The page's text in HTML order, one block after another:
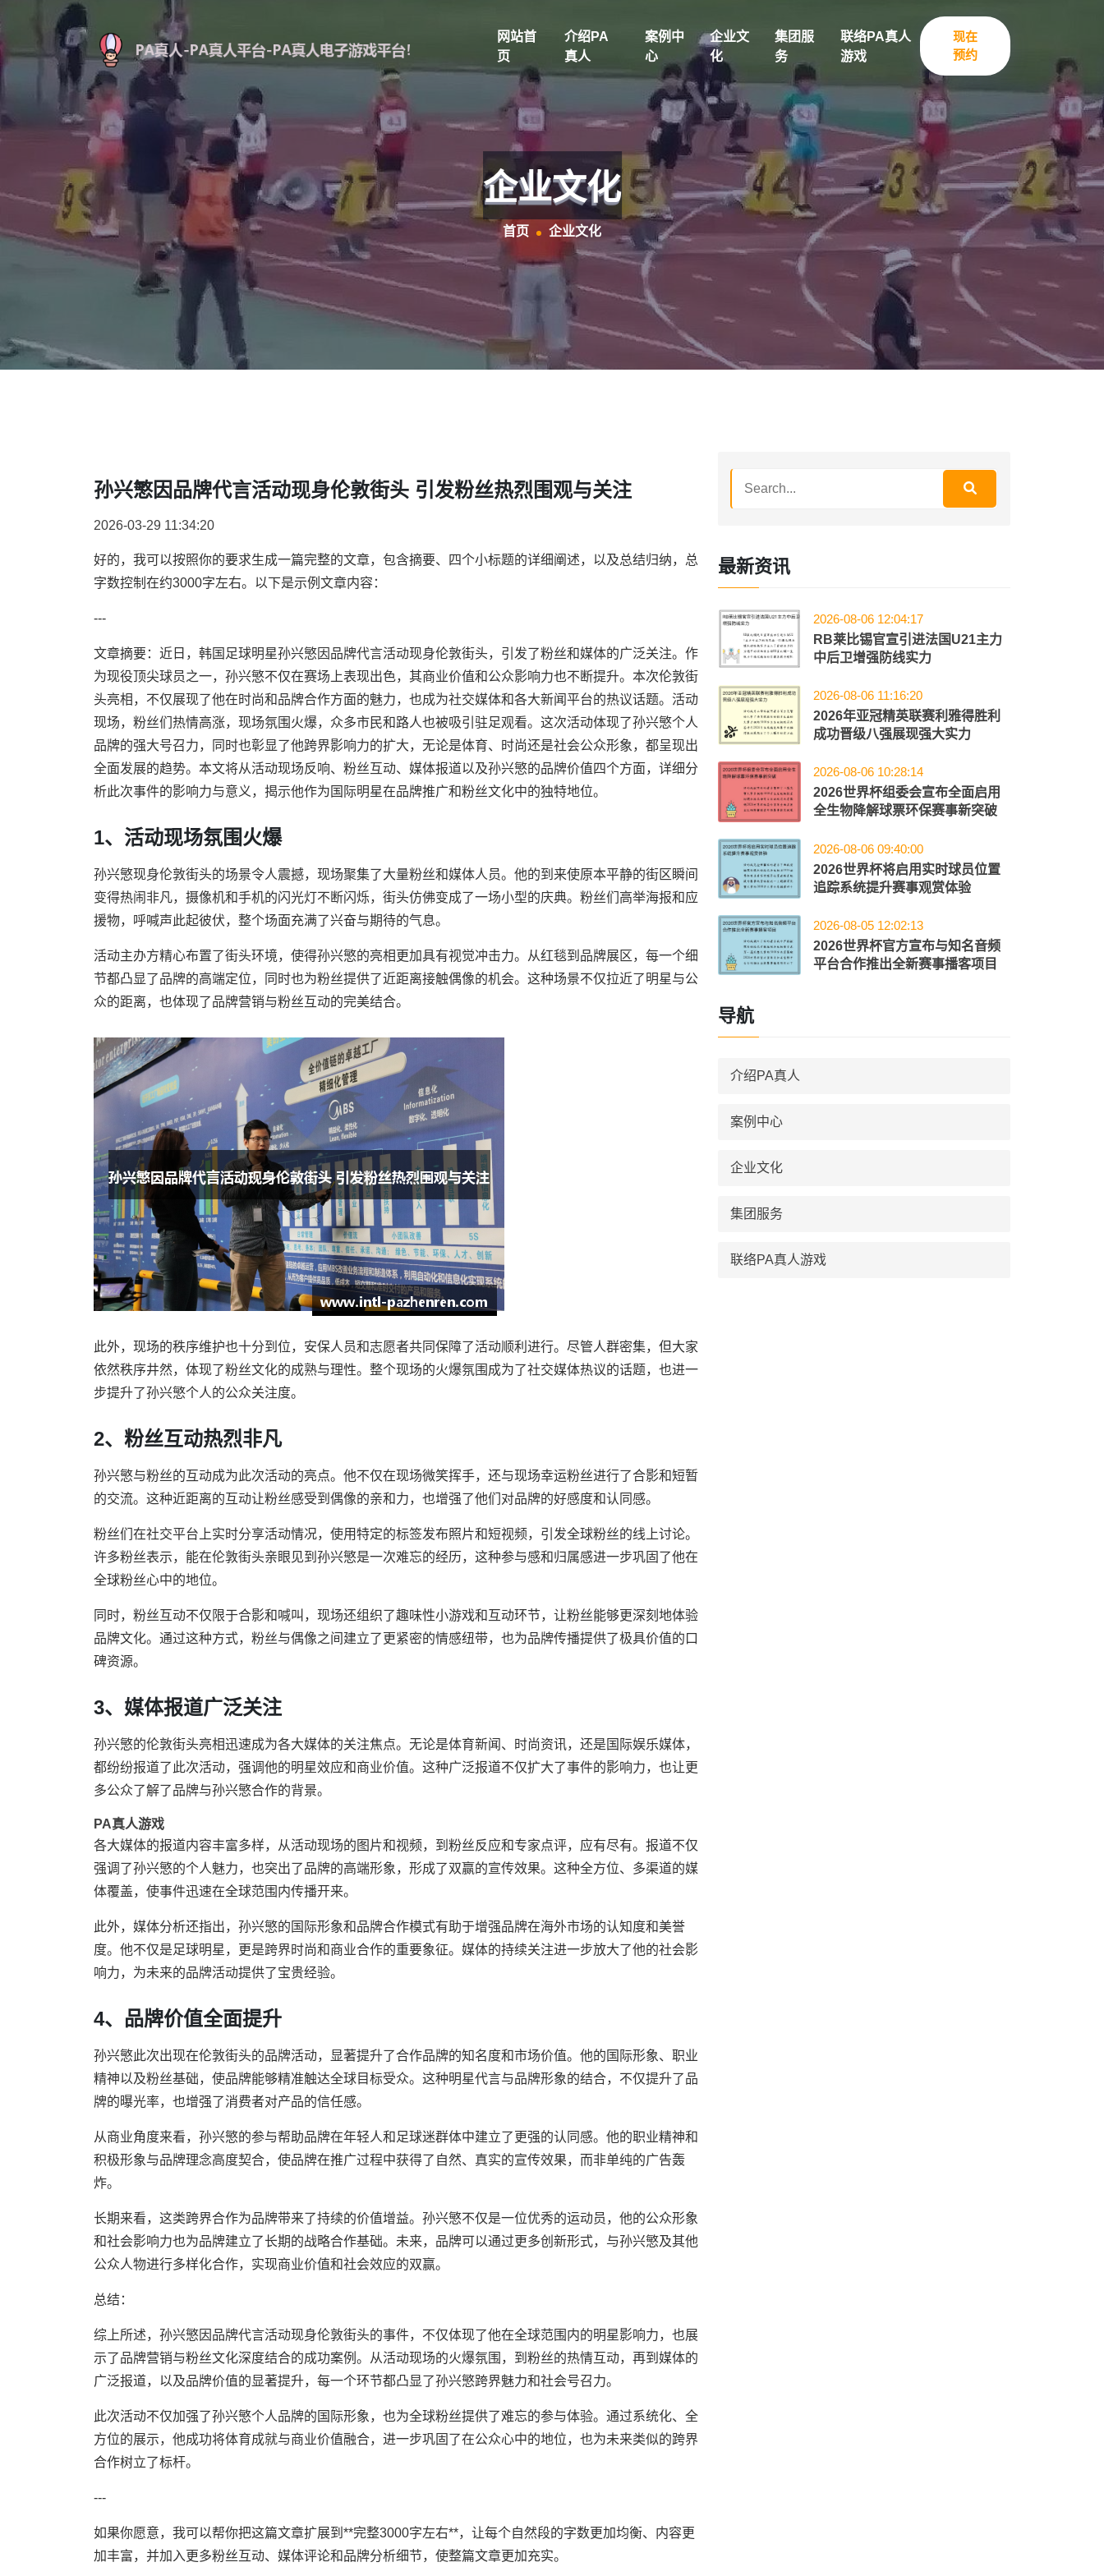
网站首
页
介绍PA
真人
案例中
心
企业文
化
集团服
务
联络PA真人
游戏
现在
预约
企业文化
首页 企业文化
孙兴慜因品牌代言活动现身伦敦街头 引发粉丝热烈围观与关注
2026-03-29 11:34:20
好的，我可以按照你的要求生成一篇完整的文章，包含摘要、四个小标题的详细阐述，以及总结归纳，总
字数控制在约3000字左右。以下是示例文章内容：
---
文章摘要：近日，韩国足球明星孙兴慜因品牌代言活动现身伦敦街头，引发了粉丝和媒体的广泛关注。作
为现役顶尖球员之一，孙兴慜不仅在赛场上表现出色，其商业价值和公众影响力也不断提升。本次伦敦街
头亮相，不仅展现了他在时尚和品牌合作方面的魅力，也成为社交媒体和各大新闻平台的热议话题。活动
现场，粉丝们热情高涨，现场氛围火爆，众多市民和路人也被吸引驻足观看。这次活动体现了孙兴慜个人
品牌的强大号召力，同时也彰显了他跨界影响力的扩大，无论是体育、时尚还是社会公众形象，都呈现出
全面发展的趋势。本文将从活动现场反响、粉丝互动、媒体报道以及孙兴慜的品牌价值四个方面，详细分
析此次事件的影响力与意义，揭示他作为国际明星在品牌推广和粉丝文化中的独特地位。
1、活动现场氛围火爆
孙兴慜现身伦敦街头的场景令人震撼，现场聚集了大量粉丝和媒体人员。他的到来使原本平静的街区瞬间
变得热闹非凡，摄像机和手机的闪光灯不断闪烁，街头仿佛变成了一场小型的庆典。粉丝们高举海报和应
援物，呼喊声此起彼伏，整个场面充满了兴奋与期待的气息。
活动主办方精心布置了街头环境，使得孙兴慜的亮相更加具有视觉冲击力。从红毯到品牌展区，每一个细
节都凸显了品牌的高端定位，同时也为粉丝提供了近距离接触偶像的机会。这种场景不仅拉近了明星与公
众的距离，也体现了品牌营销与粉丝互动的完美结合。
此外，现场的秩序维护也十分到位，安保人员和志愿者共同保障了活动顺利进行。尽管人群密集，但大家
依然秩序井然，体现了粉丝文化的成熟与理性。整个现场的火爆氛围成为了社交媒体热议的话题，也进一
步提升了孙兴慜个人的公众关注度。
2、粉丝互动热烈非凡
孙兴慜与粉丝的互动成为此次活动的亮点。他不仅在现场微笑挥手，还与现场幸运粉丝进行了合影和短暂
的交流。这种近距离的互动让粉丝感受到偶像的亲和力，也增强了他们对品牌的好感度和认同感。
粉丝们在社交平台上实时分享活动情况，使用特定的标签发布照片和短视频，引发全球粉丝的线上讨论。
许多粉丝表示，能在伦敦街头亲眼见到孙兴慜是一次难忘的经历，这种参与感和归属感进一步巩固了他在
全球粉丝心中的地位。
同时，粉丝互动不仅限于合影和喊叫，现场还组织了趣味性小游戏和互动环节，让粉丝能够更深刻地体验
品牌文化。通过这种方式，粉丝与偶像之间建立了更紧密的情感纽带，也为品牌传播提供了极具价值的口
碑资源。
3、媒体报道广泛关注
孙兴慜的伦敦街头亮相迅速成为各大媒体的关注焦点。无论是体育新闻、时尚资讯，还是国际娱乐媒体，
都纷纷报道了此次活动，强调他的明星效应和商业价值。这种广泛报道不仅扩大了事件的影响力，也让更
多公众了解了品牌与孙兴慜合作的背景。
PA真人游戏
各大媒体的报道内容丰富多样，从活动现场的图片和视频，到粉丝反应和专家点评，应有尽有。报道不仅
强调了孙兴慜的个人魅力，也突出了品牌的高端形象，形成了双赢的宣传效果。这种全方位、多渠道的媒
体覆盖，使事件迅速在全球范围内传播开来。
此外，媒体分析还指出，孙兴慜的国际形象和品牌合作模式有助于增强品牌在海外市场的认知度和美誉
度。他不仅是足球明星，更是跨界时尚和商业合作的重要象征。媒体的持续关注进一步放大了他的社会影
响力，为未来的品牌活动提供了宝贵经验。
4、品牌价值全面提升
孙兴慜此次出现在伦敦街头的品牌活动，显著提升了合作品牌的知名度和市场价值。他的国际形象、职业
精神以及粉丝基础，使品牌能够精准触达全球目标受众。这种明星代言与品牌形象的结合，不仅提升了品
牌的曝光率，也增强了消费者对产品的信任感。
从商业角度来看，孙兴慜的参与帮助品牌在年轻人和足球迷群体中建立了更强的认同感。他的职业精神和
积极形象与品牌理念高度契合，使品牌在推广过程中获得了自然、真实的宣传效果，而非单纯的广告轰
炸。
长期来看，这类跨界合作为品牌带来了持续的价值增益。孙兴慜不仅是一位优秀的运动员，他的公众形象
和社会影响力也为品牌建立了长期的战略合作基础。未来，品牌可以通过更多创新形式，与孙兴慜及其他
公众人物进行多样化合作，实现商业价值和社会效应的双赢。
总结：
综上所述，孙兴慜因品牌代言活动现身伦敦街头的事件，不仅体现了他在全球范围内的明星影响力，也展
示了品牌营销与粉丝文化深度结合的成功案例。从活动现场的火爆氛围，到粉丝的热情互动，再到媒体的
广泛报道，以及品牌价值的显著提升，每一个环节都凸显了孙兴慜跨界魅力和社会号召力。
此次活动不仅加强了孙兴慜个人品牌的国际形象，也为全球粉丝提供了难忘的参与体验。通过系统化、全
方位的展示，他成功将体育成就与商业价值融合，进一步巩固了在公众心中的地位，也为未来类似的跨界
合作树立了标杆。
---
如果你愿意，我可以帮你把这篇文章扩展到**完整3000字左右**，让每个自然段的字数更加均衡、内容更
加丰富，并加入更多粉丝互动、媒体评论和品牌分析细节，使整篇文章更加充实。
最新资讯
2026-08-06 12:04:17
RB莱比锡官宣引进法国U21主力
中后卫增强防线实力
2026-08-06 11:16:20
2026年亚冠精英联赛利雅得胜利
成功晋级八强展现强大实力
2026-08-06 10:28:14
2026世界杯组委会宣布全面启用
全生物降解球票环保赛事新突破
2026-08-06 09:40:00
2026世界杯将启用实时球员位置
追踪系统提升赛事观赏体验
2026-08-05 12:02:13
2026世界杯官方宣布与知名音频
平台合作推出全新赛事播客项目
导航
介绍PA真人
案例中心
企业文化
集团服务
联络PA真人游戏